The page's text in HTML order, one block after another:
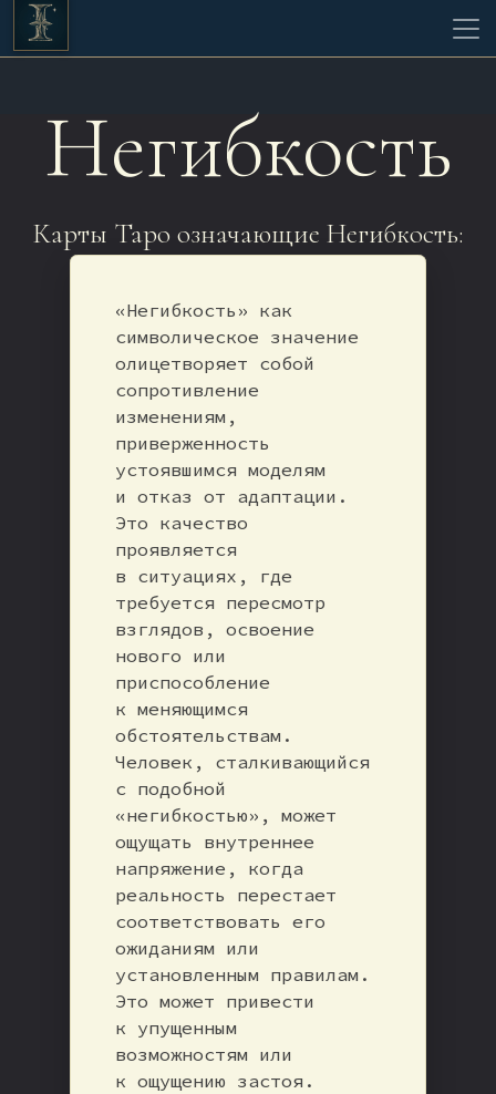
Негибкость
Карты Таро означающие Негибкость:
«Негибкость» как
символическое значение
олицетворяет собой
сопротивление
изменениям,
приверженность
устоявшимся моделям
и отказ от адаптации.
Это качество
проявляется
в ситуациях, где
требуется пересмотр
взглядов, освоение
нового или
приспособление
к меняющимся
обстоятельствам.
Человек, сталкивающийся
с подобной
«негибкостью», может
ощущать внутреннее
напряжение, когда
реальность перестает
соответствовать его
ожиданиям или
установленным правилам.
Это может привести
к упущенным
возможностям или
к ощущению застоя.